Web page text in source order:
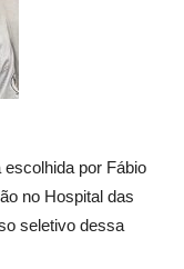
por Fábio
no Hospital das
seletivo dessa